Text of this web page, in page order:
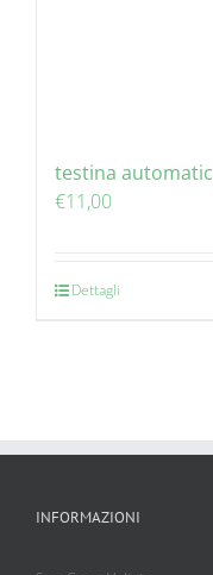
testina
€11,00
Dettagli
INFORMAZIONI